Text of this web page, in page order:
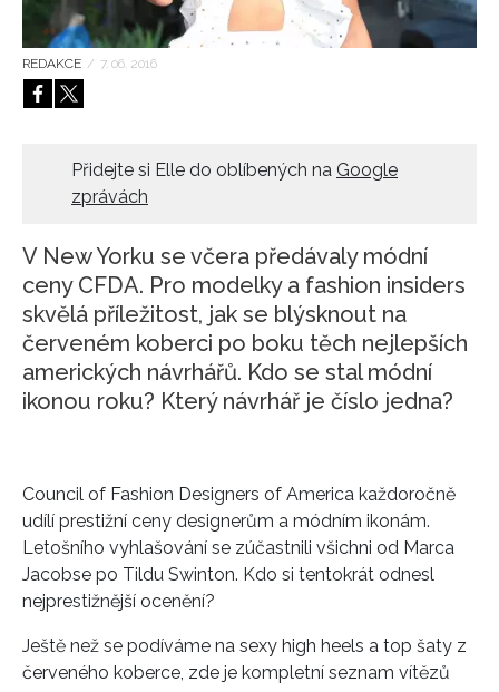
HOME
REDAKCE / 7. 06. 2016
Přidejte si Elle do oblíbených na Google
zprávách
V New Yorku se včera předávaly módní
ceny CFDA. Pro modelky a fashion insiders
skvělá příležitost, jak se blýsknout na
červeném koberci po boku těch nejlepších
amerických návrhářů. Kdo se stal módní
ikonou roku? Který návrhář je číslo jedna?
Council of Fashion Designers of America každoročně
udílí prestižní ceny designerům a módním ikonám.
Letošního vyhlašování se zúčastnili všichni od Marca
Jacobse po Tildu Swinton. Kdo si tentokrát odnesl
nejprestižnější ocenění?
Ještě než se podíváme na sexy high heels a top šaty z
červeného koberce, zde je kompletní seznam vítězů